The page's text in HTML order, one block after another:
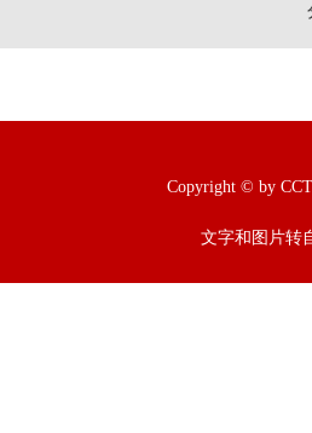
Copyright © by
文字和图片转